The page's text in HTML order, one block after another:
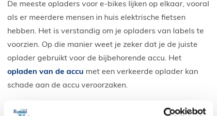
De meeste opladers voor e-bikes lijken op elkaar, vooral
als er meerdere mensen in huis elektrische fietsen
hebben. Het is verstandig om je opladers van labels te
voorzien. Op die manier weet je zeker dat je de juiste
oplader gebruikt voor de bijbehorende accu. Het
opladen van de accu met een verkeerde oplader kan
schade aan de accu veroorzaken.
Vermijd extreme temperaturen